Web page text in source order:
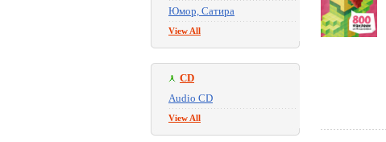
Юмор, Сатира
View All
CD
Audio CD
View All